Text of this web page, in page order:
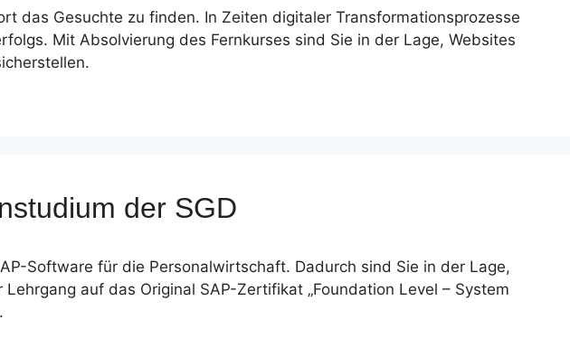
das Gesuchte zu finden. In Zeiten digitaler Transformationsprozesse
Mit Absolvierung des Fernkurses sind Sie in der Lage, Websites
der SGD
Software für die Personalwirtschaft. Dadurch sind Sie in der Lage,
auf das Original SAP-Zertifikat „Foundation Level – System